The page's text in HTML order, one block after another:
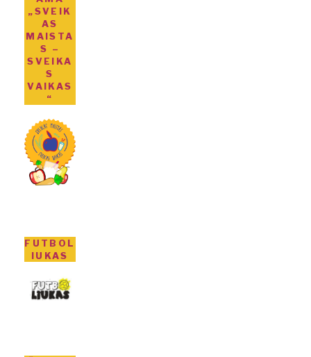
„SVEIK
AS
MAISTA
S –
SVEIKA
S
VAIKAS
“
FUTBOL
IUKAS